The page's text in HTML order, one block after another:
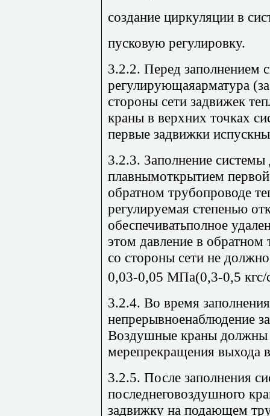
создание циркуляции в
пусковую регулировку.
3.2.2. Перед заполнением
регулирующаяарматура
стороны сети задвижек
краны в верхних точках
первые задвижки
3.2.3. Заполнение
плавнымоткрытием
обратном трубопроводе
регулируемая степенью
обеспечиватьполное
этом давление в обратном
со стороны сети не
0,03-0,05 МПа(0,3-0,5 кгс/
3.2.4. Во время
непрерывноенаблюдение
Воздушные краны должны
мерепрекращения выхода
3.2.5. После заполнения
последнеговоздушного
задвижку на подающем